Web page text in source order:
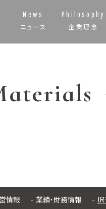
News
ニュース
Philosophy
企業理念
情報 業績・財務情報 IR